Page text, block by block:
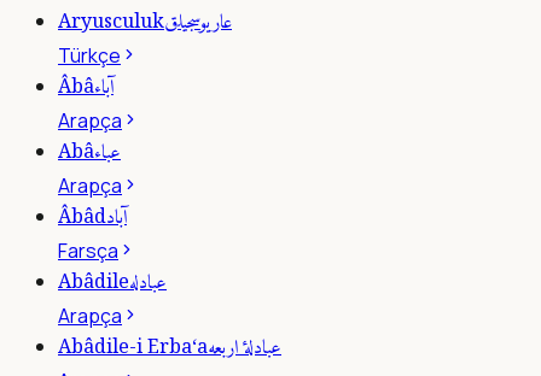
Aryusculukعاريوسجيلق
Türkçe
Âbâآباء
Arapça
Abâعباء
Arapça
Âbâdآباد
Farsça
Abâdileعبادله
Arapça
Abâdile-i Erba‘aعبادلۀ اربعه